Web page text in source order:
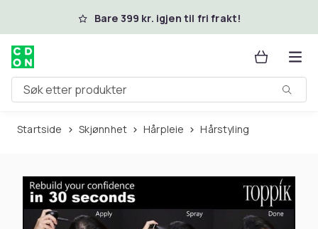
Hopp til hovedinnholdBare 399 kr. igjen til fri frakt!
Søk etter produkter
Startside Skjønnhet Hårpleie Hårstyling